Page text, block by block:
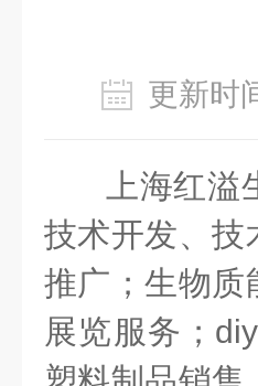
更新
上海红
技术开发、技
推广；生物质
展览服务；